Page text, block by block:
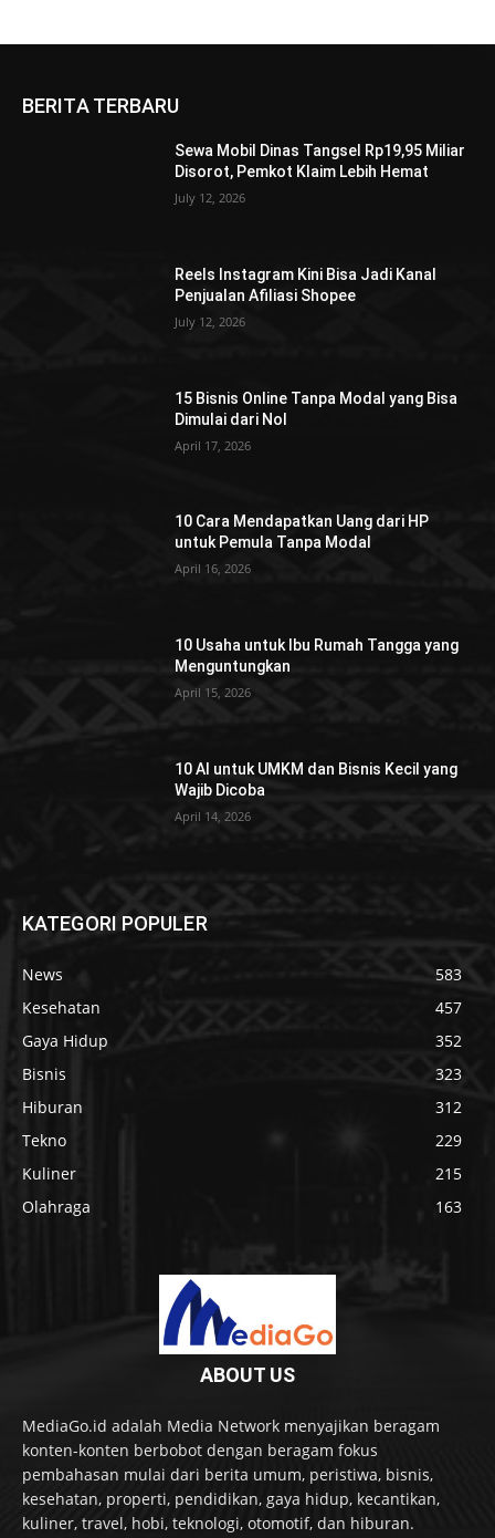
BERITA TERBARU
Sewa Mobil Dinas Tangsel Rp19,95 Miliar
Disorot, Pemkot Klaim Lebih Hemat
July 12, 2026
Reels Instagram Kini Bisa Jadi Kanal
Penjualan Afiliasi Shopee
July 12, 2026
15 Bisnis Online Tanpa Modal yang Bisa
Dimulai dari Nol
April 17, 2026
10 Cara Mendapatkan Uang dari HP
untuk Pemula Tanpa Modal
April 16, 2026
10 Usaha untuk Ibu Rumah Tangga yang
Menguntungkan
April 15, 2026
10 AI untuk UMKM dan Bisnis Kecil yang
Wajib Dicoba
April 14, 2026
KATEGORI POPULER
News
583
Kesehatan
457
Gaya Hidup
352
Bisnis
323
Hiburan
312
Tekno
229
Kuliner
215
Olahraga
163
ABOUT US
MediaGo.id adalah Media Network menyajikan beragam
konten-konten berbobot dengan beragam fokus
pembahasan mulai dari berita umum, peristiwa, bisnis,
kesehatan, properti, pendidikan, gaya hidup, kecantikan,
kuliner, travel, hobi, teknologi, otomotif, dan hiburan.